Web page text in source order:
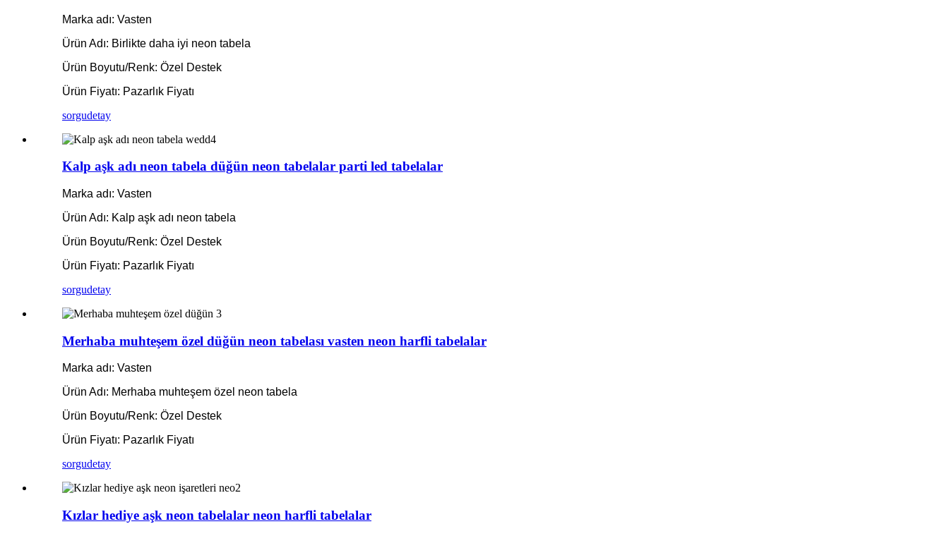
Marka adı: Vasten
Ürün Adı: Birlikte daha iyi neon tabela
Ürün Boyutu/Renk: Özel Destek
Ürün Fiyatı: Pazarlık Fiyatı
sorgudetay
Kalp aşk adı neon tabela düğün neon tabelalar parti led tabelalar
Marka adı: Vasten
Ürün Adı: Kalp aşk adı neon tabela
Ürün Boyutu/Renk: Özel Destek
Ürün Fiyatı: Pazarlık Fiyatı
sorgudetay
Merhaba muhteşem özel düğün neon tabelası vasten neon harfli tabelalar
Marka adı: Vasten
Ürün Adı: Merhaba muhteşem özel neon tabela
Ürün Boyutu/Renk: Özel Destek
Ürün Fiyatı: Pazarlık Fiyatı
sorgudetay
Kızlar hediye aşk neon tabelalar neon harfli tabelalar